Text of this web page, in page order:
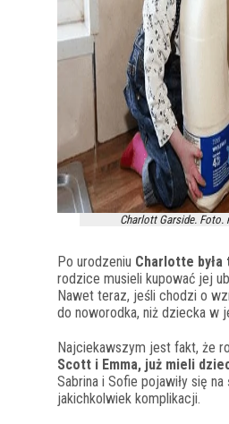
Charlott Garside. Foto.
Po urodzeniu Charlotte była
rodzice musieli kupować jej
Nawet teraz, jeśli chodzi o
do noworodka, niż dziecka w
Najciekawszym jest fakt, że
Scott i Emma, już mieli
Sabrina i Sofie pojawiły się
jakichkolwiek komplikacji.